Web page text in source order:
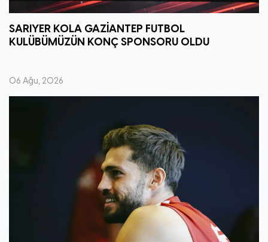
SARIYER KOLA GAZİANTEP FUTBOL
KULÜBÜMÜZÜN KONÇ SPONSORU OLDU
06 Ağu, 2026